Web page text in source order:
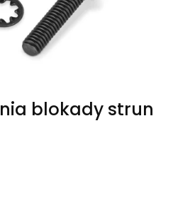
blokady strun